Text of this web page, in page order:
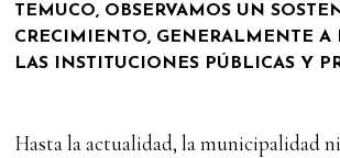
TEMUCO, OBSERVAMOS UN
CRECIMIENTO, GENERALMENTE A
LAS INSTITUCIONES PÚBLICAS Y
Hasta la actualidad, la municipalidad